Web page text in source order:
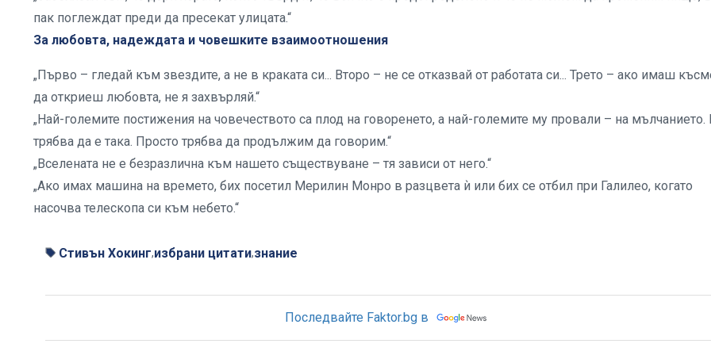
пак поглеждат преди да пресекат улицата.“
За любовта, надеждата и човешките взаимоотношения
„Първо – гледай към звездите, а не в краката си... Второ – не се отказвай от работата си... Трето – ако имаш
да откриеш любовта, не я захвърляй.“
„Най-големите постижения на човечеството са плод на говоренето, а най-големите му провали – на мълчанието.
трябва да е така. Просто трябва да продължим да говорим.“
„Вселената не е безразлична към нашето съществуване – тя зависи от него.“
„Ако имах машина на времето, бих посетил Мерилин Монро в разцвета ѝ или бих се отбил при Галилео, когато
насочва телескопа си към небето.“
Стивън Хокинг,избрани цитати,знание
Последвайте Faktor.bg в